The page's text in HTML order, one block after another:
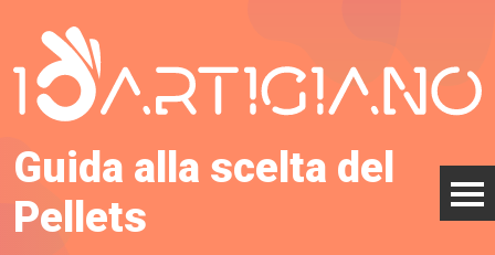
Guida alla scelta del
Pellets